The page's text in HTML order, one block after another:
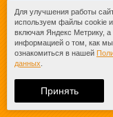
E-mail:
mail@posuda40.ru
При любом копировании
ссылка на
Для улучшения работы
используем файлы cookie и
включая Яндекс Метрику,
информацией о том, как
ознакомиться в нашей
данных
Принять